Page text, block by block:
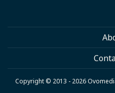
Copyright © 2013 - 2026